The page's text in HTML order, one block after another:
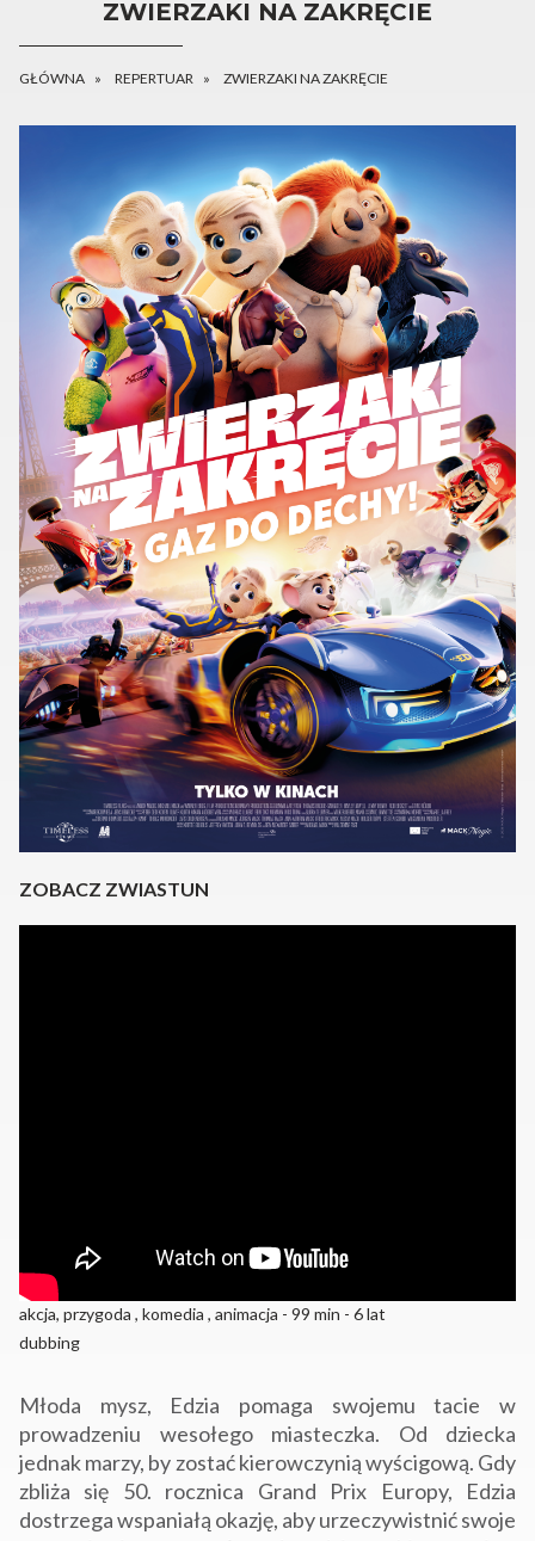
ZWIERZAKI NA ZAKRĘCIE
GŁÓWNA REPERTUAR ZWIERZAKI NA ZAKRĘCIE
ZOBACZ ZWIASTUN
akcja, przygoda , komedia , animacja - 99 min - 6 lat
dubbing
Młoda mysz, Edzia pomaga swojemu tacie w
prowadzeniu wesołego miasteczka. Od dziecka
jednak marzy, by zostać kierowczynią wyścigową. Gdy
zbliża się 50. rocznica Grand Prix Europy, Edzia
dostrzega wspaniałą okazję, aby urzeczywistnić swoje